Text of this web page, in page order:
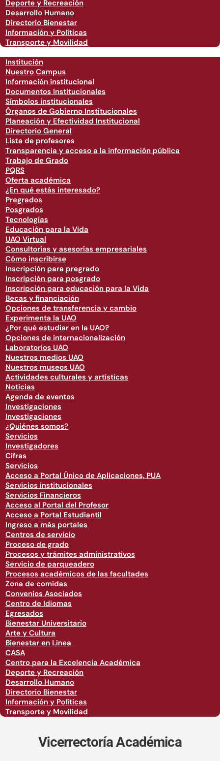
Deporte y Recreación
Desarrollo Humano
Directorio Bienestar
Información y Políticas
Transporte y Movilidad
Institución
Nuestro Campus
Información institucional
Documentos Institucionales
Símbolos institucionales
Órganos de Gobierno Institucionales
Planeación y Efectividad Institucional
Directorio General
Lista de profesores
Transparencia y acceso a la información pública
Trabajo de Grado
PQRS
Oferta académica
¿En qué estás interesado?
Pregrados
Posgrados
Tecnologías
Educación para la Vida
UAO Virtual
Consultorías y asesorías empresariales
Cómo inscribirse
Inscripción para pregrado
Inscripción para posgrado
Inscripción para educación para la Vida
Becas y financiación
Opciones de transferencia y cambio
Experimenta la UAO
¿Por qué estudiar en la UAO?
Opciones de internacionalización
Laboratorios UAO
Nuestros medios UAO
Nuestros museos UAO
Actividades culturales y artísticas
Noticias
Agenda de eventos
Investigaciones
Investigaciones
¿Quiénes somos?
Servicios
Investigadores
Cifras
Servicios
Acceso a Portal Único de Aplicaciones, PUA
Servicios institucionales
Servicios Financieros
Acceso al Portal del Profesor
Acceso a Portal Estudiantil
Ingreso a más portales
Centros de servicio
Proceso de grado
Procesos y trámites administrativos
Servicio de parqueadero
Procesos académicos de las facultades
Zona de comidas
Convenios Asociados
Centro de Idiomas
Egresados
Bienestar Universitario
Arte y Cultura
Bienestar en Linea
CASA
Centro para la Excelencia Académica
Deporte y Recreación
Desarrollo Humano
Directorio Bienestar
Información y Políticas
Transporte y Movilidad
Vicerrectoría Académica